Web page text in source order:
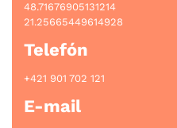
48.71676905131214
21.25665449614928
Telefón
+421 901 702 121
E-mail